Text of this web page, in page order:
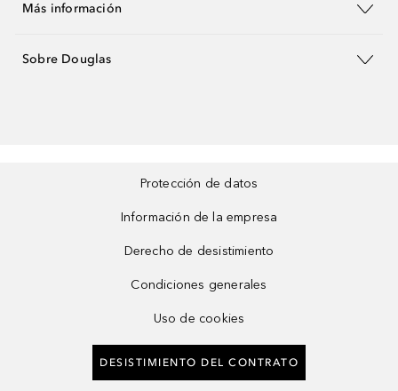
Más información
Sobre Douglas
Protección de datos
Información de la empresa
Derecho de desistimiento
Condiciones generales
Uso de cookies
DESISTIMIENTO DEL CONTRATO